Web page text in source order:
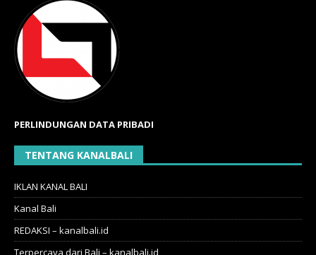
PERLINDUNGAN DATA PRIBADI
TENTANG KANALBALI
IKLAN KANAL BALI
Kanal Bali
REDAKSI – kanalbali.id
Terpercaya dari Bali – kanalbali.id